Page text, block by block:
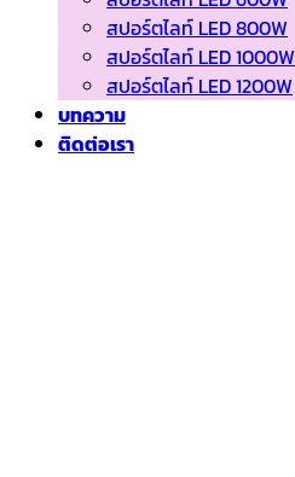
สปอร์ตไลท์ LED 800W
สปอร์ตไลท์ LED 1000W
สปอร์ตไลท์ LED 1200W
บทความ
ติดต่อเรา